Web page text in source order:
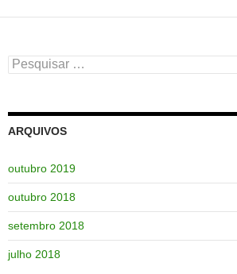
Pesquisar
por:
ARQUIVOS
outubro 2019
outubro 2018
setembro 2018
julho 2018